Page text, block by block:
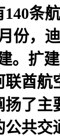
条
份，
。扩
酋
了
共